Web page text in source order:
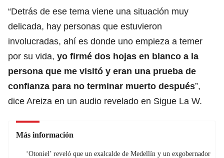
“Detrás de ese tema viene una situación muy
delicada, hay personas que estuvieron
involucradas, ahí es donde uno empieza a temer
por su vida, yo firmé dos hojas en blanco a la
persona que me visitó y eran una prueba de
confianza para no terminar muerto después”,
dice Areiza en un audio revelado en Sigue La W.
Más información
‘Otoniel’ reveló que un exalcalde de Medellín y un exgobernador